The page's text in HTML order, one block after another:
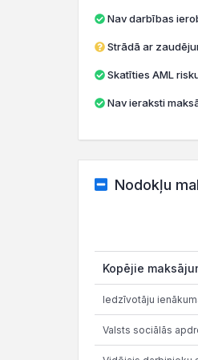
Nav darbības
Strādā ar
Skatīties AML
Nav ieraksti
Nodokļu
Kopējie
Iedzīvotāju
Valsts sociālās